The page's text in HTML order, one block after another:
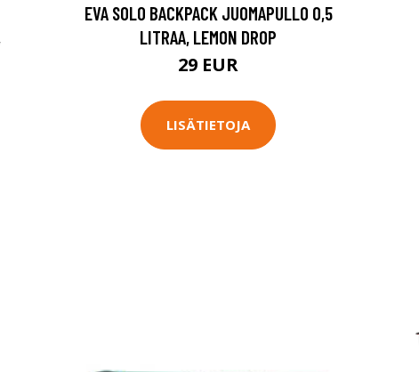
EVA SOLO BACKPACK JUOMAPULLO 0,5
LITRAA, LEMON DROP
29 EUR
LISÄTIETOJA